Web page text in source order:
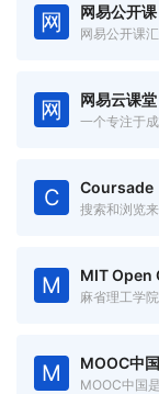
网 网易公开课
网 网易云课堂
C Coursade
M
M MOOC中国